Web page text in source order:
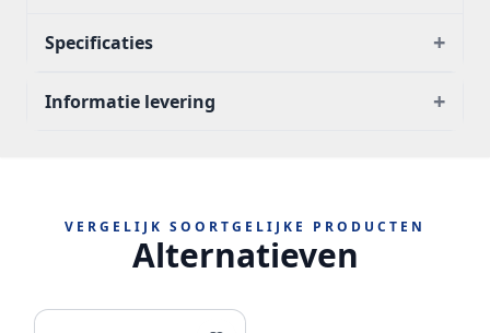
Specificaties +
Informatie levering +
VERGELIJK SOORTGELIJKE PRODUCTEN
Alternatieven